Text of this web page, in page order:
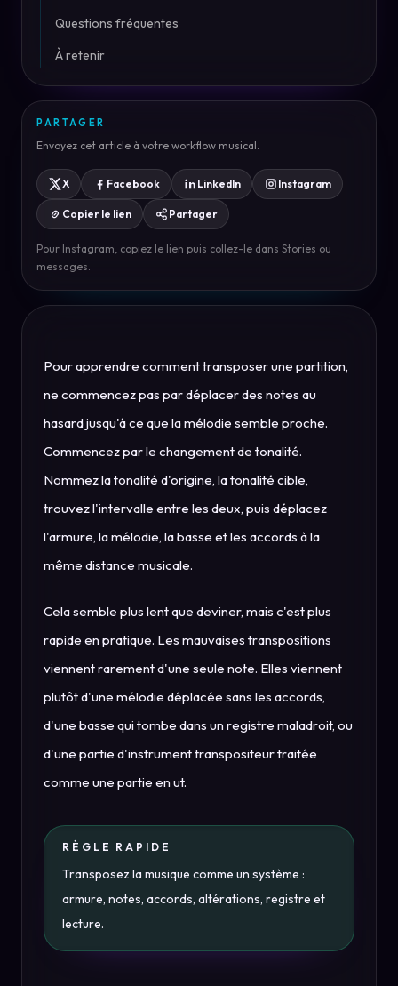
Questions fréquentes
À retenir
PARTAGER
Envoyez cet article à votre workflow musical.
X Facebook LinkedIn Instagram
Copier le lien Partager
Pour Instagram, copiez le lien puis collez-le dans Stories ou
messages.
Pour apprendre comment transposer une partition,
ne commencez pas par déplacer des notes au
hasard jusqu'à ce que la mélodie semble proche.
Commencez par le changement de tonalité.
Nommez la tonalité d'origine, la tonalité cible,
trouvez l'intervalle entre les deux, puis déplacez
l'armure, la mélodie, la basse et les accords à la
même distance musicale.
Cela semble plus lent que deviner, mais c'est plus
rapide en pratique. Les mauvaises transpositions
viennent rarement d'une seule note. Elles viennent
plutôt d'une mélodie déplacée sans les accords,
d'une basse qui tombe dans un registre maladroit, ou
d'une partie d'instrument transpositeur traitée
comme une partie en ut.
RÈGLE RAPIDE
Transposez la musique comme un système :
armure, notes, accords, altérations, registre et
lecture.